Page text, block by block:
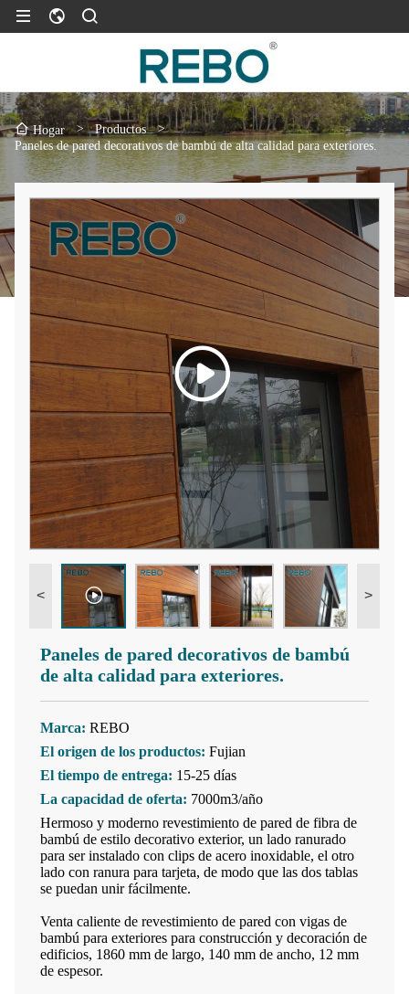
Hogar > Productos
>
Paneles de pared decorativos de bambú de alta calidad para exteriores.
< >
Paneles de pared decorativos de bambú
de alta calidad para exteriores.
Marca: REBO
El origen de los productos: Fujian
El tiempo de entrega: 15-25 días
La capacidad de oferta: 7000m3/año
Hermoso y moderno revestimiento de pared de fibra de
bambú de estilo decorativo exterior, un lado ranurado
para ser instalado con clips de acero inoxidable, el otro
lado con ranura para tarjeta, de modo que las dos tablas
se puedan unir fácilmente.
Venta caliente de revestimiento de pared con vigas de
bambú para exteriores para construcción y decoración de
edificios, 1860 mm de largo, 140 mm de ancho, 12 mm
de espesor.